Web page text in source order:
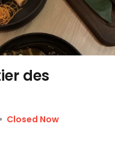
des
Closed Now